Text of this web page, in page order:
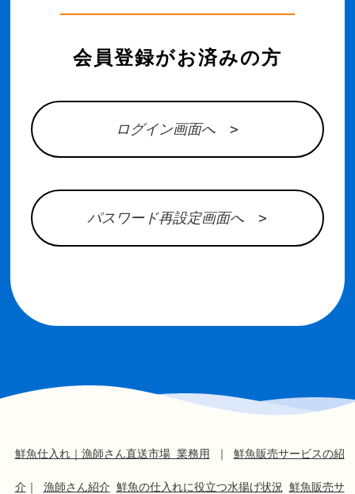
会員登録がお済みの方
ログイン画面へ >
パスワード再設定画面へ >
鮮魚仕入れ｜漁師さん直送市場 業務用 ｜ 鮮魚販売サービスの紹
介 ｜ 漁師さん紹介 鮮魚の仕入れに役立つ水揚げ状況 鮮魚販売サ